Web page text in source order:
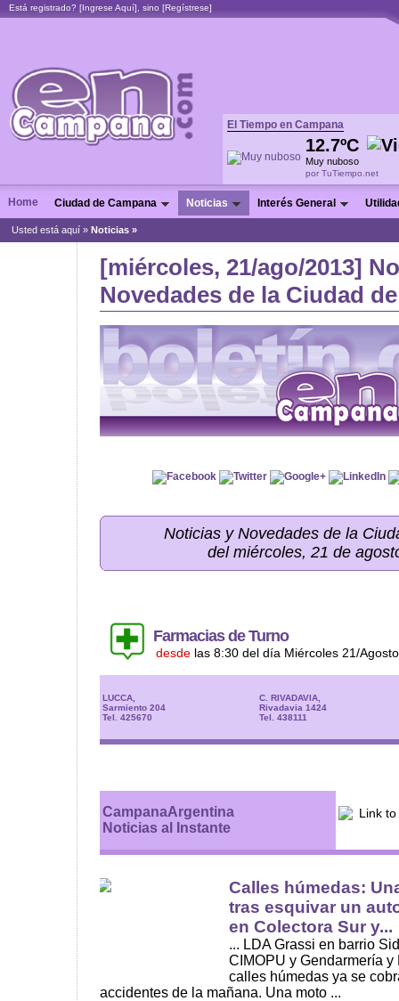
Está registrado? [Ingrese Aquí], sino [Regístrese]
El Tiempo en Campana
12.7ºC
Muy nuboso
por TuTiempo.net
Home Ciudad de Campana Noticias Interés General
Usted está aquí » Noticias »
[miércoles, 21/ago/2013]
Novedades de la Ciudad
Noticias y Novedades de la
del miércoles, 21 de
Farmacias de Turno
desde las 8:30 del día Miércoles 21/
LUCCA,
Sarmiento 204
Tel. 425670
C. RIVADAVIA,
Rivadavia 1424
Tel. 438111
CampanaArgentina
Noticias al Instante
Calles húmedas:
tras esquivar un
en Colectora Sur y...
... LDA Grassi en barrio
CIMOPU y Gendarmería
calles húmedas ya se
accidentes de la mañana. Una moto ...